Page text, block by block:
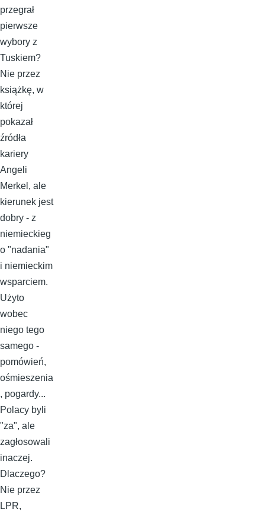
przegrał
pierwsze
wybory z
Tuskiem?
Nie przez
książkę, w
której
pokazał
źródła
kariery
Angeli
Merkel, ale
kierunek jest
dobry - z
niemieckieg
o "nadania"
i niemieckim
wsparciem.
Użyto
wobec
niego tego
samego -
pomówień,
ośmieszenia
, pogardy...
Polacy byli
"za", ale
zagłosowali
inaczej.
Dlaczego?
Nie przez
LPR,